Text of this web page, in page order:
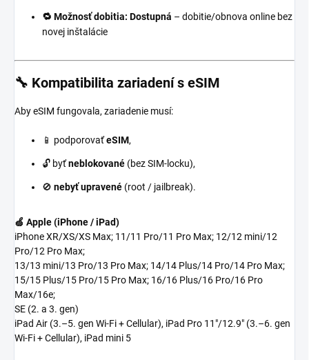
🔁 Možnosť dobitia: Dostupná – dobitie/obnova online bez
novej inštalácie
🔧 Kompatibilita zariadení s eSIM
Aby eSIM fungovala, zariadenie musí:
📱 podporovaťeSIM,
🔓 byťneblokované (bez SIM-locku),
🚫 nebyť upravené (root / jailbreak).
🍏 Apple (iPhone / iPad)
iPhone XR/XS/XS Max; 11/11 Pro/11 Pro Max; 12/12 mini/12
Pro/12 Pro Max;
13/13 mini/13 Pro/13 Pro Max; 14/14 Plus/14 Pro/14 Pro Max;
15/15 Plus/15 Pro/15 Pro Max; 16/16 Plus/16 Pro/16 Pro
Max/16e;
SE (2. a 3. gen)
iPad Air (3.–5. gen Wi-Fi + Cellular), iPad Pro 11"/12.9" (3.–6. gen
Wi-Fi + Cellular), iPad mini 5